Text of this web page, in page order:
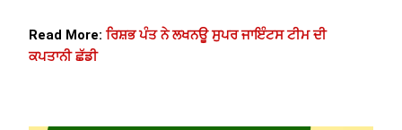
Read More:ਰਿਸ਼ਭ ਪੰਤ ਨੇ ਲਖਨਊ ਸੁਪਰ ਜਾਇੰਟਸ ਟੀਮ ਦੀ
ਕਪਤਾਨੀ ਛੱਡੀ